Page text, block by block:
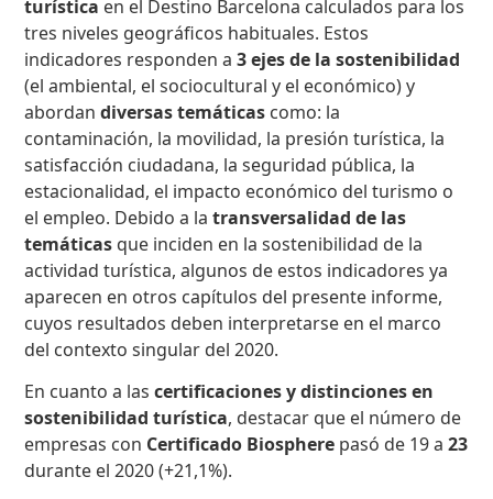
turística en el Destino Barcelona calculados para los
tres niveles geográficos habituales. Estos
indicadores responden a3 ejes de la sostenibilidad
(el ambiental, el sociocultural y el económico) y
abordandiversas temáticas como: la
contaminación, la movilidad, la presión turística, la
satisfacción ciudadana, la seguridad pública, la
estacionalidad, el impacto económico del turismo o
el empleo. Debido a latransversalidad de las
temáticas que inciden en la sostenibilidad de la
actividad turística, algunos de estos indicadores ya
aparecen en otros capítulos del presente informe,
cuyos resultados deben interpretarse en el marco
del contexto singular del 2020.
En cuanto a lascertificaciones y distinciones en
sostenibilidad turística, destacar que el número de
empresas con Certificado Biosphere pasó de 19 a23
durante el 2020 (+21,1%).